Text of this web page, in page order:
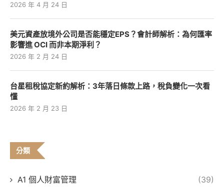
2026 年 4 月 24 日
美元資產放境外公司是否能穩定EPS？會計師解析：為何匯率
影響進 OCI 而非本期淨利？
2026 年 2 月 24 日
台星租稅協定新約解析：3年落日條款上路，稅負變化一次看
懂
2026 年 2 月 23 日
分類
A1 個人財富管理 (39)